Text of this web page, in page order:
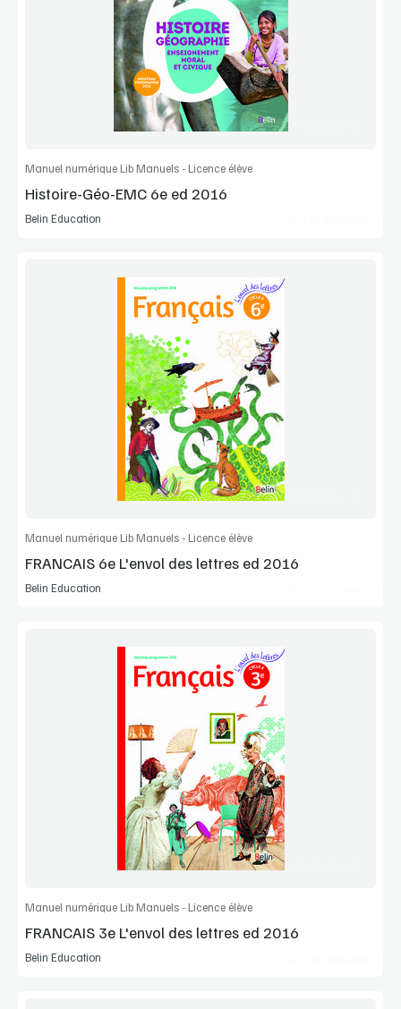
Voir la démo
Extrait
Commander l'article
Manuel numérique Lib Manuels - Licence élève
Histoire-Géo-EMC 6e ed 2016
Belin Education
Voir la démo
Extrait
Commander l'article
Manuel numérique Lib Manuels - Licence élève
FRANCAIS 6e L'envol des lettres ed 2016
Belin Education
Voir la démo
Extrait
Commander l'article
Manuel numérique Lib Manuels - Licence élève
FRANCAIS 3e L'envol des lettres ed 2016
Belin Education